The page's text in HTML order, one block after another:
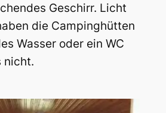
Geschirr. Licht
die Campinghütten
Wasser oder ein WC
nicht.